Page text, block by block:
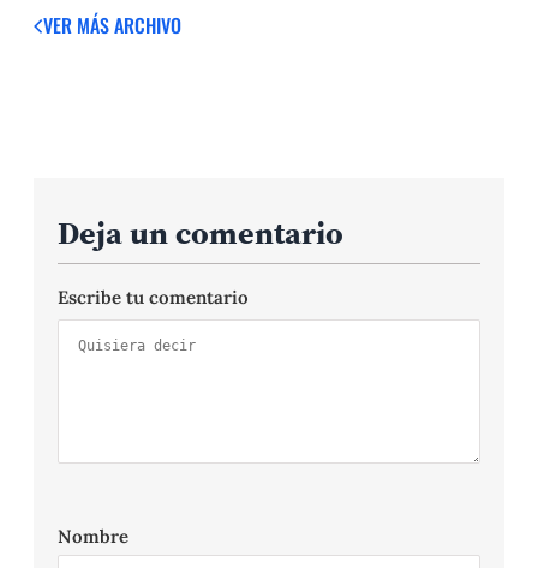
VER MÁSARCHIVO
Deja un comentario
Escribe tu comentario
Nombre